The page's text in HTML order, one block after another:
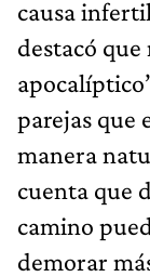
causa
destacó que
parejas que
manera
cuenta que
camino
demorar